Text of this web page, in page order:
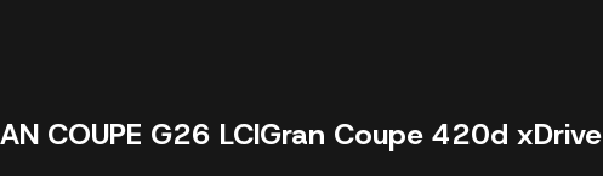
COUPE G26 LCIGran Coupe 420d xDrive